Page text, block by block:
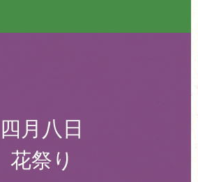
四月八日
花祭り